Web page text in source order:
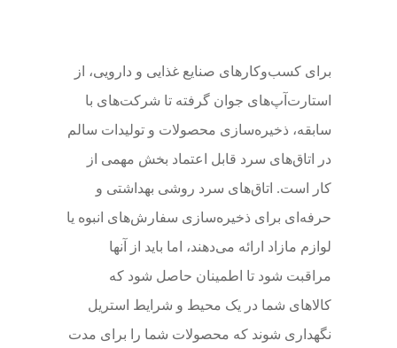
برای کسب‌وکارهای صنایع غذایی و دارویی، از
استارت‌آپ‌های جوان گرفته تا شرکت‌های با
سابقه، ذخیره‌سازی محصولات و تولیدات سالم
در اتاق‌های سرد قابل اعتماد بخش مهمی از
کار است. اتاق‌های سرد روشی بهداشتی و
حرفه‌ای برای ذخیره‌سازی سفارش‌های انبوه یا
لوازم مازاد ارائه می‌دهند، اما باید از آنها
مراقبت شود تا اطمینان حاصل شود که
کالاهای شما در یک محیط و شرایط استریل
نگهداری شوند که محصولات شما را برای مدت